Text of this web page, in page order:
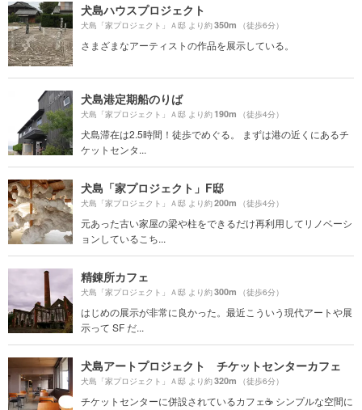
犬島ハウスプロジェクト
犬島「家プロジェクト」Ａ邸 より約350m （徒歩6分）
さまざまなアーティストの作品を展示している。
犬島港定期船のりば
犬島「家プロジェクト」Ａ邸 より約190m （徒歩4分）
犬島滞在は2.5時間！徒歩でめぐる。 まずは港の近くにあるチ
ケットセンタ...
犬島「家プロジェクト」F邸
犬島「家プロジェクト」Ａ邸 より約200m （徒歩4分）
元あった古い家屋の梁や柱をできるだけ再利用してリノベーシ
ョンしているこち...
精錬所カフェ
犬島「家プロジェクト」Ａ邸 より約300m （徒歩6分）
はじめの展示が非常に良かった。最近こういう現代アートや展
示って SF だ...
犬島アートプロジェクト チケットセンターカフェ
犬島「家プロジェクト」Ａ邸 より約320m （徒歩6分）
チケットセンターに併設されているカフェ☕️ シンプルな空間に